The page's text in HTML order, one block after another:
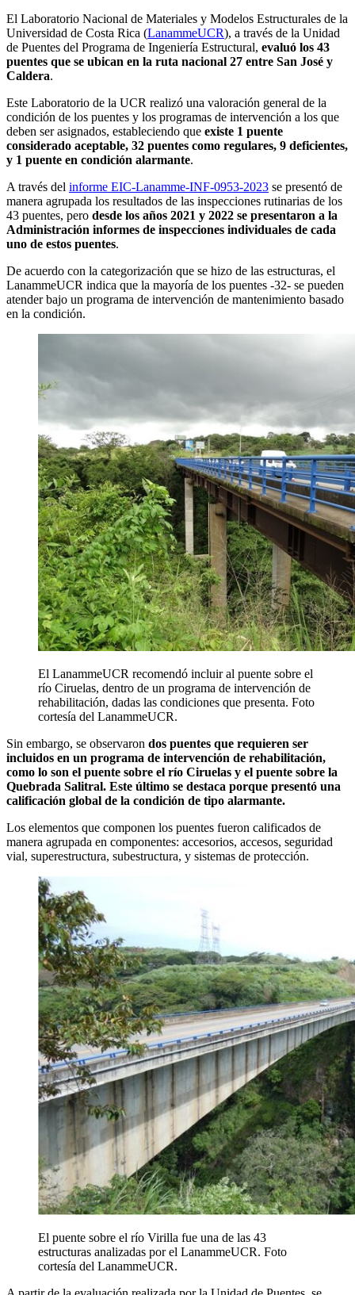
El Laboratorio Nacional de Materiales y Modelos Estructurales de la
Universidad de Costa Rica (LanammeUCR), a través de la Unidad
de Puentes del Programa de Ingeniería Estructural, evaluó los 43
puentes que se ubican en la ruta nacional 27 entre San José y
Caldera.
Este Laboratorio de la UCR realizó una valoración general de la
condición de los puentes y los programas de intervención a los que
deben ser asignados, estableciendo que existe 1 puente
considerado aceptable, 32 puentes como regulares, 9 deficientes,
y 1 puente en condición alarmante.
A través del informe EIC-Lanamme-INF-0953-2023 se presentó de
manera agrupada los resultados de las inspecciones rutinarias de los
43 puentes, pero desde los años 2021 y 2022 se presentaron a la
Administración informes de inspecciones individuales de cada
uno de estos puentes.
De acuerdo con la categorización que se hizo de las estructuras, el
LanammeUCR indica que la mayoría de los puentes -32- se pueden
atender bajo un programa de intervención de mantenimiento basado
en la condición.
El LanammeUCR recomendó incluir al puente sobre el
río Ciruelas, dentro de un programa de intervención de
rehabilitación, dadas las condiciones que presenta. Foto
cortesía del LanammeUCR.
Sin embargo, se observaron dos puentes que requieren ser
incluidos en un programa de intervención de rehabilitación,
como lo son el puente sobre el río Ciruelas y el puente sobre la
Quebrada Salitral. Este último se destaca porque presentó una
calificación global de la condición de tipo alarmante.
Los elementos que componen los puentes fueron calificados de
manera agrupada en componentes: accesorios, accesos, seguridad
vial, superestructura, subestructura, y sistemas de protección.
El puente sobre el río Virilla fue una de las 43
estructuras analizadas por el LanammeUCR. Foto
cortesía del LanammeUCR.